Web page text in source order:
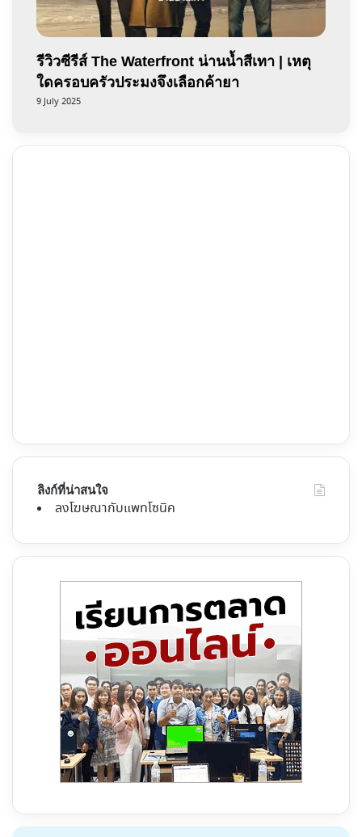
รีวิวซีรีส์ The Waterfront น่านน้ำสีเทา | เหตุ
ใดครอบครัวประมงจึงเลือกค้ายา
9 July 2025
ลิงก์ที่น่าสนใจ
ลงโฆษณากับแพทโซนิค